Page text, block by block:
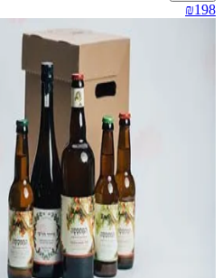
₪198